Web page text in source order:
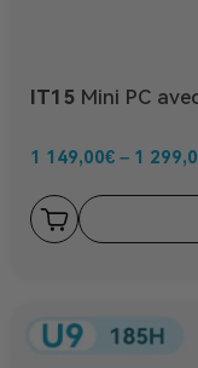
IT15 Mini PC
1 149,00€ – 1